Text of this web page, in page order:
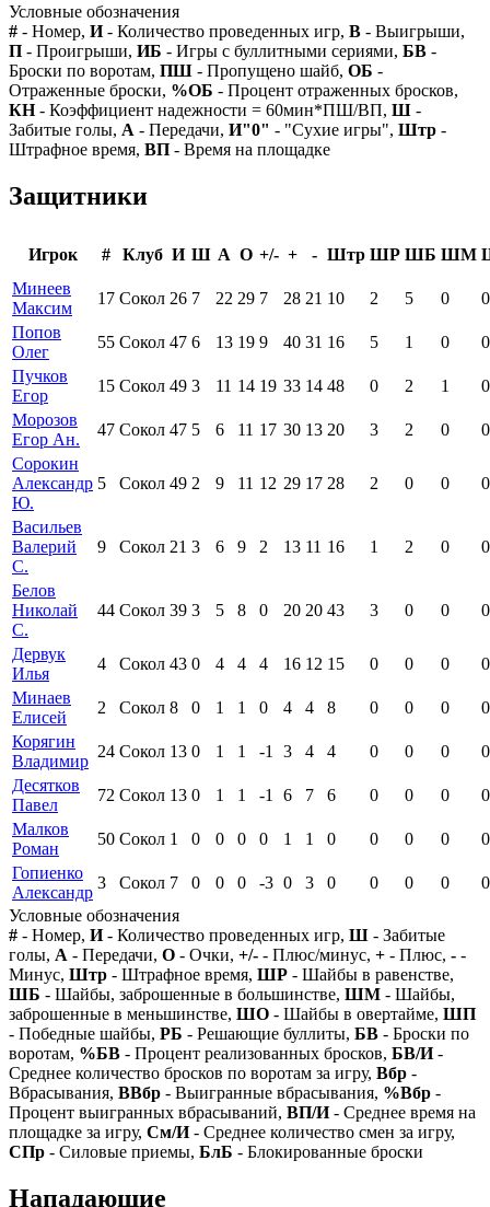
Условные обозначения
# - Номер, И- Количество проведенных игр, В - Выигрыши,
П - Проигрыши, ИБ - Игры с буллитными сериями, БВ -
Броски по воротам, ПШ - Пропущено шайб, ОБ -
Отраженные броски, %ОБ - Процент отраженных бросков,
КН- Коэффициент надежности = 60мин*ПШ/ВП, Ш -
Забитые голы, А - Передачи, И"0" - "Сухие игры", Штр -
Штрафное время, ВП - Время на площадке
Защитники
Игрок # Клуб И Ш А О +/- + - Штр ШР ШБ ШМ
Минеев
Максим
17 Сокол 26 7 22 29 7 28 21 10 2 5 0
0
Попов
Олег
55 Сокол 47 6 13 19 9 40 31 16 5 1 0
0
Пучков
Егор
15 Сокол 49 3 11 14 19 33 14 48 0 2 1
0
Морозов
Егор Ан.
47 Сокол 47 5 6 11 17 30 13 20 3 2 0
0
Сорокин
Александр
Ю.
5 Сокол 49 2 9 11 12 29 17 28 2 0 0 0
Васильев
Валерий
С.
9 Сокол 21 3 6 9 2 13 11 16 1 2 0 0
Белов
Николай
С.
44 Сокол 39 3 5 8 0 20 20 43 3 0 0 0
Дервук
Илья
4 Сокол 43 0 4 4 4 16 12 15 0 0 0
0
Минаев
Елисей
2 Сокол 8 0 1 1 0 4 4 8 0 0 0
0
Корягин
Владимир
24 Сокол 13 0 1 1 -1 3 4 4 0 0 0
0
Десятков
Павел
72 Сокол 13 0 1 1 -1 6 7 6 0 0 0
0
Малков
Роман
50 Сокол 1 0 0 0 0 1 1 0 0 0 0
0
Гопиенко
Александр
3 Сокол 7 0 0 0 -3 0 3 0 0 0 0
0
Условные обозначения
# - Номер, И- Количество проведенных игр, Ш - Забитые
голы, А - Передачи, О - Очки, +/- - Плюс/минус, + - Плюс, - -
Минус, Штр - Штрафное время, ШР - Шайбы в равенстве,
ШБ - Шайбы, заброшенные в большинстве, ШМ - Шайбы,
заброшенные в меньшинстве, ШО - Шайбы в овертайме, ШП
- Победные шайбы, РБ - Решающие буллиты, БВ - Броски по
воротам, %БВ - Процент реализованных бросков, БВ/И-
Среднее количество бросков по воротам за игру, Вбр -
Вбрасывания, ВВбр - Выигранные вбрасывания, %Вбр -
Процент выигранных вбрасываний, ВП/И- Среднее время на
площадке за игру, См/И- Среднее количество смен за игру,
СПр - Силовые приемы, БлБ - Блокированные броски
Нападающие